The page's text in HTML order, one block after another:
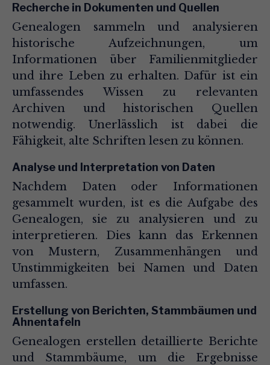
Recherche in Dokumenten und Quellen
Genealogen sammeln und analysieren
historische Aufzeichnungen, um
Informationen über Familienmitglieder
und ihre Leben zu erhalten. Dafür ist ein
umfassendes Wissen zu relevanten
Archiven und historischen Quellen
notwendig. Unerlässlich ist dabei die
Fähigkeit, alte Schriften lesen zu können.
Analyse und Interpretation von Daten
Nachdem Daten oder Informationen
gesammelt wurden, ist es die Aufgabe des
Genealogen, sie zu analysieren und zu
interpretieren. Dies kann das Erkennen
von Mustern, Zusammenhängen und
Unstimmigkeiten bei Namen und Daten
umfassen.
Erstellung von Berichten, Stammbäumen und
Ahnentafeln
Genealogen erstellen detaillierte Berichte
und Stammbäume, um die Ergebnisse